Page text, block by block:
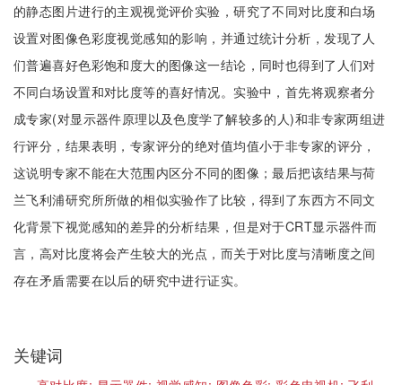
的静态图片进行的主观视觉评价实验，研究了不同对比度和白场
设置对图像色彩度视觉感知的影响，并通过统计分析，发现了人
们普遍喜好色彩饱和度大的图像这一结论，同时也得到了人们对
不同白场设置和对比度等的喜好情况。实验中，首先将观察者分
成专家(对显示器件原理以及色度学了解较多的人)和非专家两组进
行评分，结果表明，专家评分的绝对值均值小于非专家的评分，
这说明专家不能在大范围内区分不同的图像；最后把该结果与荷
兰飞利浦研究所所做的相似实验作了比较，得到了东西方不同文
化背景下视觉感知的差异的分析结果，但是对于CRT显示器件而
言，高对比度将会产生较大的光点，而关于对比度与清晰度之间
存在矛盾需要在以后的研究中进行证实。
关键词